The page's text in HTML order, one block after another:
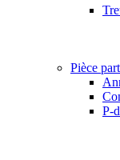
Pièce
P-